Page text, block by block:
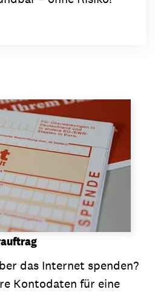
das Internet spenden?
Kontodaten für eine